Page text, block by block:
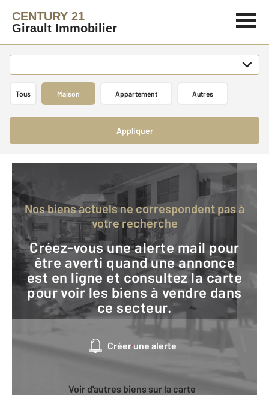
CENTURY 21
Girault Immobilier
Tous Maison Appartement Autres
Appliquer
Nos biens actuels ne correspondent pas à
votre recherche
Créez-vous une alerte mail pour
être averti quand une annonce
est en ligne et consultez la carte
pour voir les biens à vendre dans
ce secteur.
Créer une alerte
Voir d'autres biens sur la carte